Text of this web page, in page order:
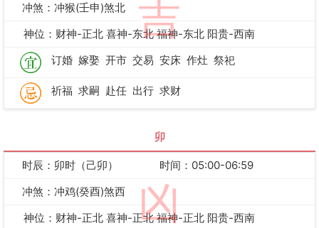
吉
冲煞：冲猴(壬申)煞北
神位：财神-正北 喜神-东北 福神-东北 阳贵-西南
订婚 嫁娶 开市 交易 安床 作灶 祭祀
祈福 求嗣 赴任 出行 求财
卯
凶
时辰：卯时（己卯）
时间：05:00-06:59
冲煞：冲鸡(癸酉)煞西
神位：财神-正北 喜神-正北 福神-正北 阳贵-西南